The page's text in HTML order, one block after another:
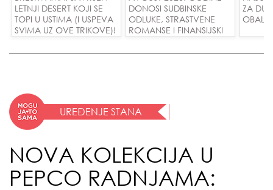
LETNJI DESERT KOJI SE
TOPI U USTIMA (I USPEVA
SVIMA UZ OVE TRIKOVE)!
DONOSI SUDBINSKE
ODLUKE, STRASTVENE
ROMANSE I FINANSIJSKI
ZA
UREĐENJE STANA
NOVA KOLEKCIJA U
PEPCO RADNJAMA: